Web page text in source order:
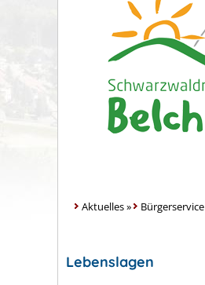
Aktuelles» Bürgerservice
Lebenslagen